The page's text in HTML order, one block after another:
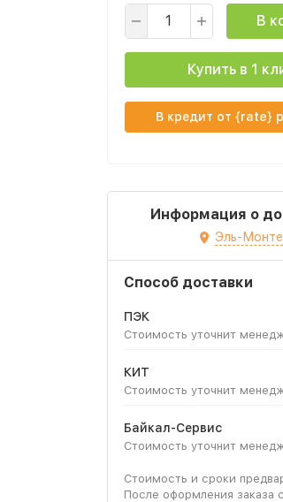
В
Купить в 1
В кредит от {rate}
Информация о
Эль-Монте
Способ доставки
ПЭК
Стоимость уточнит
КИТ
Стоимость уточнит
Байкал-Сервис
Стоимость уточнит
Стоимость и сроки
После оформления заказа